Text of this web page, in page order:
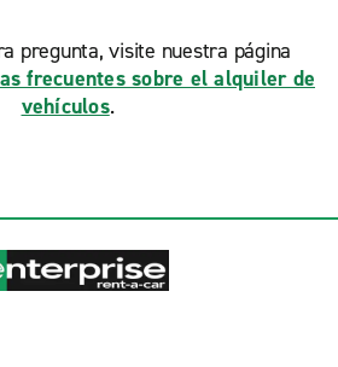
pregunta, visite nuestra página
frecuentes sobre el alquiler de
vehículos.